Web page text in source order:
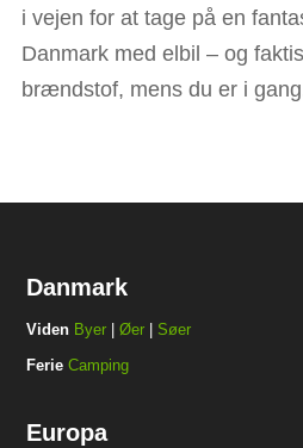
i vejen for at tage på en
Danmark med elbil – og
brændstof, mens du er i
Danmark
Viden Byer |Øer |Søer
Ferie Camping
Europa